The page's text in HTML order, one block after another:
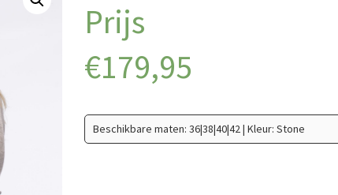
€179,95
Beschikbare maten: 36|38|40|42 | Kleur: Stone